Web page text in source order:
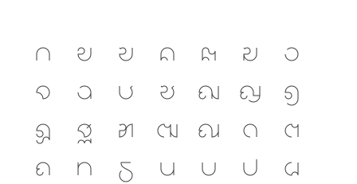
ก ข ฃ ค ฅ ฆ ง
จ ฉ ช ซ ฌ ญ ฎ
ฏ ฐ ฑ ฒ ณ ด ต
ถ ท ธ น บ ป ผ